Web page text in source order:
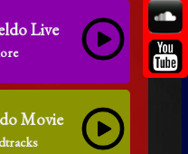
Live
Movie